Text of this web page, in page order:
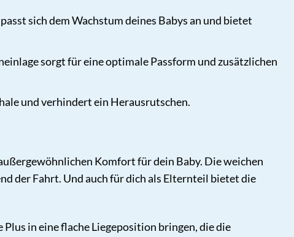
sich dem Wachstum deines Babys an und bietet
sorgt für eine optimale Passform und zusätzlichen
und verhindert ein Herausrutschen.
Komfort für dein Baby. Die weichen
der Fahrt. Und auch für dich als Elternteil bietet die
in eine flache Liegeposition bringen, die die